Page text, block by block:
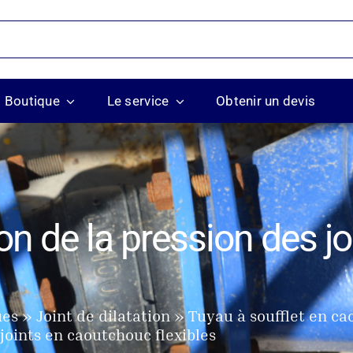
Boutique Le service Obtenir un devis
de la pression des
Joint de dilatation
Tuyau à soufflet en
en caoutchouc flexibles